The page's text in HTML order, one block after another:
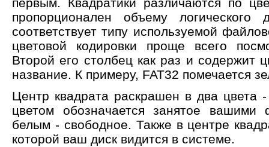
пропорционален объему логического
соответствует типу используемой
цветовой кодировки проще всего
Второй его столбец как раз и содержит
название. К примеру, FAT32 помечается
Центр квадрата раскрашен в два
цветом обозначается занятое вашими
белым - свободное. Также в центре
которой ваш диск видится в системе.